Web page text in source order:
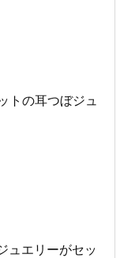
トの耳つぼジュ
ュエリーがセッ